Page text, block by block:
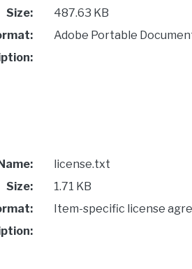
Size:
487.63 KB
Adobe Portable
Name:
license.txt
Size:
1.71 KB
Item-specific license